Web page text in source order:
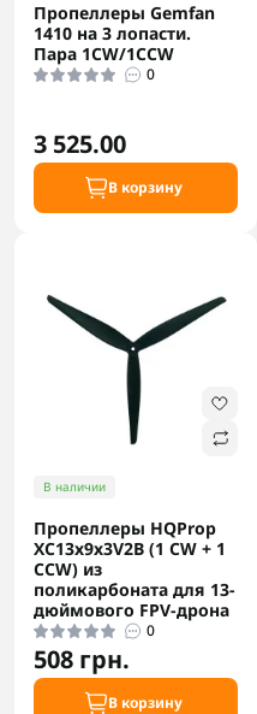
Пропеллеры Gemfan
1410 на 3 лопасти.
Пара 1CW/1CCW
0
3 525.00
В корзину
В наличии
Пропеллеры HQProp
XC13x9x3V2B (1 CW + 1
CCW) из
поликарбоната для 13-
дюймового FPV-дрона
0
508 грн.
В корзину